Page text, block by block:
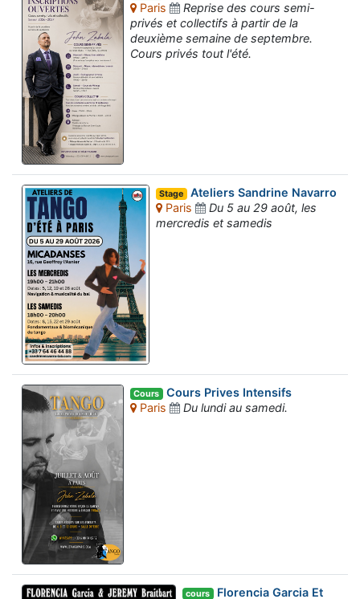
Paris
Reprise des cours semi-
privés et collectifs à partir de la
deuxième semaine de septembre.
Cours privés tout l'été.
Stage Ateliers Sandrine Navarro
Paris
Du 5 au 29 août, les
mercredis et samedis
Cours Cours Prives Intensifs
Paris
Du lundi au samedi.
cours Florencia Garcia Et